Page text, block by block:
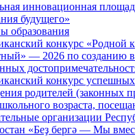
инновационная
будущего»
образования
конкурс «Родной
— 2026 по созданию
конкурс
родителей (законных
возраста,
организации
«Беҙ бергә — Мы